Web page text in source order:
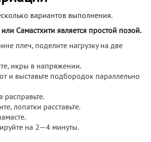
вариантов выполнения.
Самастхити является простой позой.
плеч, поделите нагрузку на две
икры в напряжении.
и выставьте подбородок параллельно
лопатки расставьте.
на 2—4 минуты.